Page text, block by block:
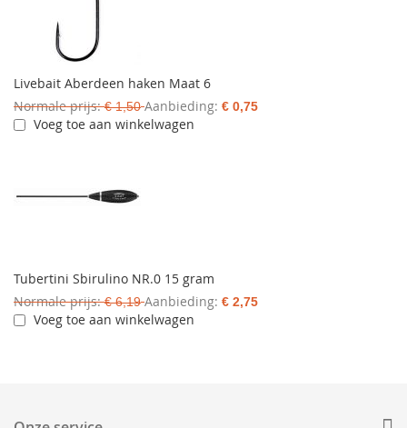
Livebait Aberdeen haken Maat 6
Normale prijs € 1,50 Aanbieding € 0,75
Voeg toe aan winkelwagen
Tubertini Sbirulino NR.0 15 gram
Normale prijs € 6,19 Aanbieding € 2,75
Voeg toe aan winkelwagen